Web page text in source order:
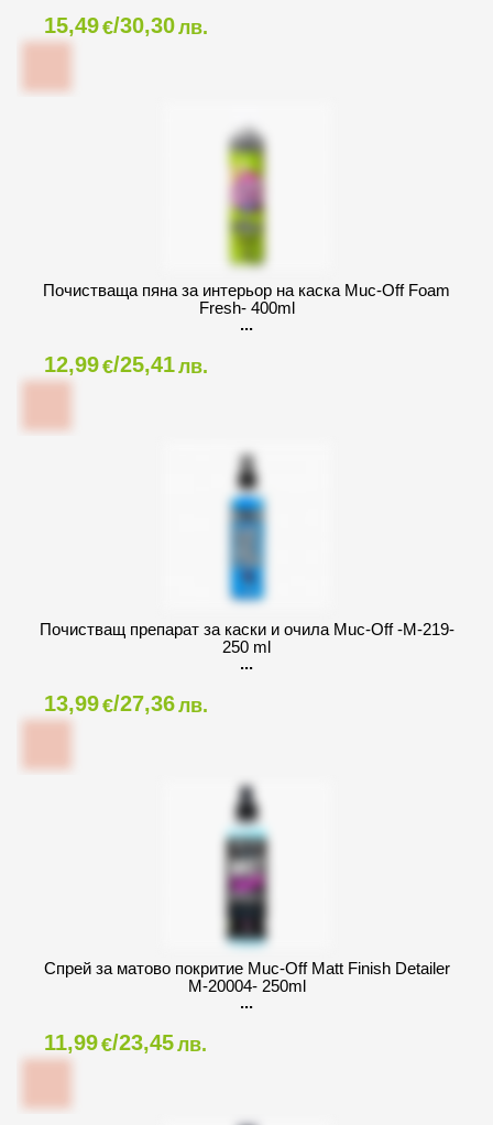
15,49€/30,30лв.
Почистваща пяна за интeрьор на каска Muc-Off Foam
Fresh- 400ml
12,99€/25,41лв.
Почистващ препарат за каски и очила Muc-Off -M-219-
250 ml
13,99€/27,36лв.
Спрей за матово покритие Muc-Off Matt Finish Detailer
M-20004- 250ml
11,99€/23,45лв.